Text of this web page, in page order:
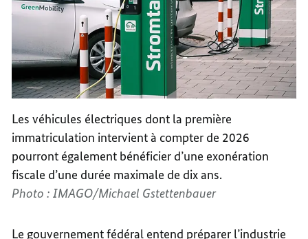
Les véhicules électriques dont la première
immatriculation intervient à compter de 2026
pourront également bénéficier d’une exonération
fiscale d’une durée maximale de dix ans.
Photo : IMAGO/Michael Gstettenbauer
Le gouvernement fédéral entend préparer l’industrie